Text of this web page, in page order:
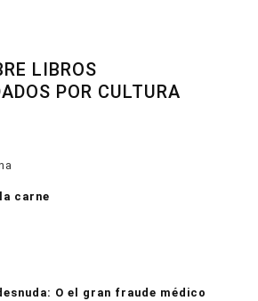
LIBROS
POR CULTURA
carne
O el gran fraude médico